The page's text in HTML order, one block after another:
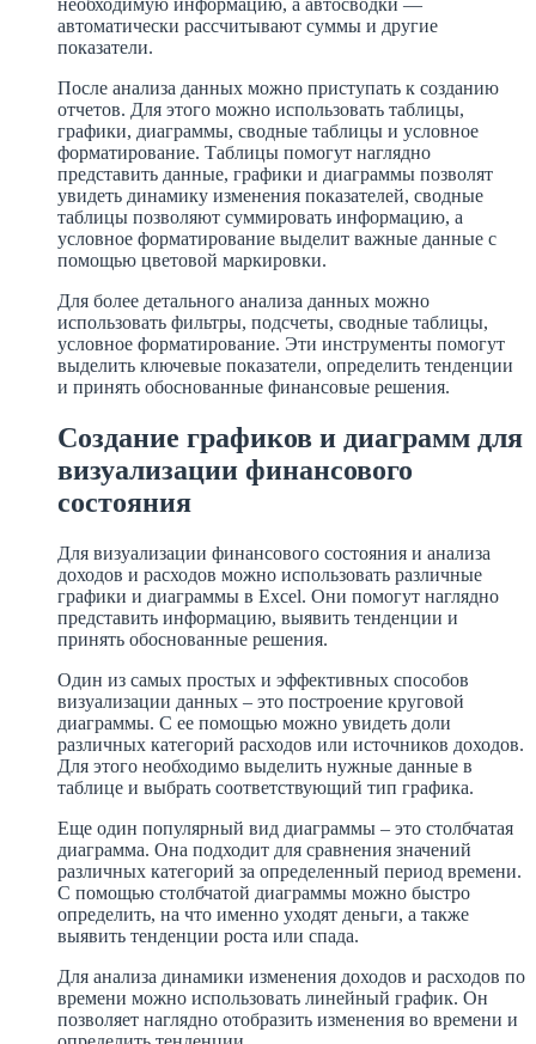
необходимую информацию, а автосводки —
автоматически рассчитывают суммы и другие
показатели.
После анализа данных можно приступать к созданию
отчетов. Для этого можно использовать таблицы,
графики, диаграммы, сводные таблицы и условное
форматирование. Таблицы помогут наглядно
представить данные, графики и диаграммы позволят
увидеть динамику изменения показателей, сводные
таблицы позволяют суммировать информацию, а
условное форматирование выделит важные данные с
помощью цветовой маркировки.
Для более детального анализа данных можно
использовать фильтры, подсчеты, сводные таблицы,
условное форматирование. Эти инструменты помогут
выделить ключевые показатели, определить тенденции
и принять обоснованные финансовые решения.
Создание графиков и диаграмм для
визуализации финансового
состояния
Для визуализации финансового состояния и анализа
доходов и расходов можно использовать различные
графики и диаграммы в Excel. Они помогут наглядно
представить информацию, выявить тенденции и
принять обоснованные решения.
Один из самых простых и эффективных способов
визуализации данных – это построение круговой
диаграммы. С ее помощью можно увидеть доли
различных категорий расходов или источников доходов.
Для этого необходимо выделить нужные данные в
таблице и выбрать соответствующий тип графика.
Еще один популярный вид диаграммы – это столбчатая
диаграмма. Она подходит для сравнения значений
различных категорий за определенный период времени.
С помощью столбчатой диаграммы можно быстро
определить, на что именно уходят деньги, а также
выявить тенденции роста или спада.
Для анализа динамики изменения доходов и расходов по
времени можно использовать линейный график. Он
позволяет наглядно отобразить изменения во времени и